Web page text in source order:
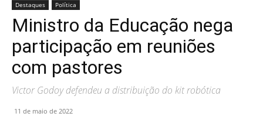
Destaques Política
Ministro da Educação nega
participação em reuniões
com pastores
Victor Godoy defendeu a distribuição do kit robótica
11 de maio de 2022